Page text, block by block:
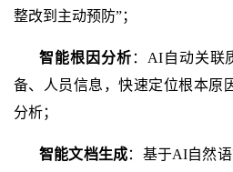
整改到主动预防”；
智能根因分析 ： AI自动关联
备、人员信息，快速定位根本原
分析；
智能文档生成：基于AI自然